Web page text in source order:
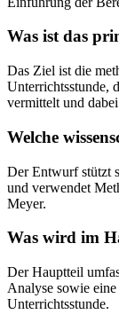
Was ist das
Das Ziel ist die
Unterrichtsstunde,
vermittelt und
Welche
Der Entwurf stützt
und verwendet
Meyer.
Was wird im
Der Hauptteil
Analyse sowie
Unterrichtsstunde.